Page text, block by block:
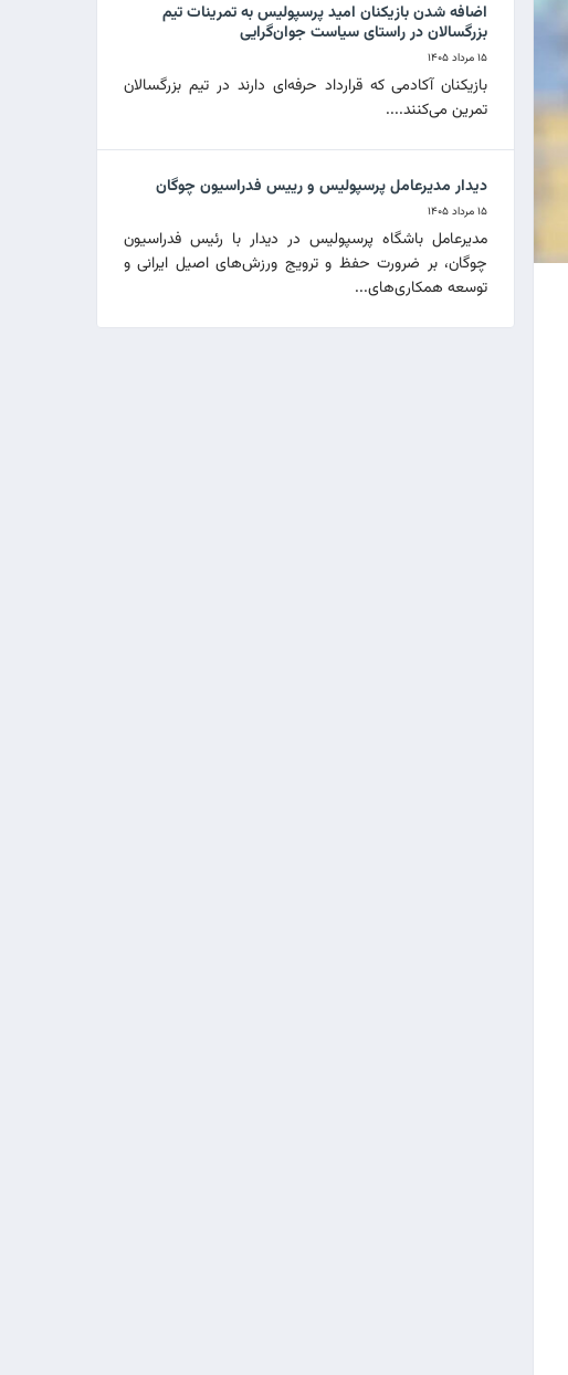
اضافه شدن بازیکنان امید پرسپولیس به تمرینات تیم
بزرگسالان در راستای سیاست جوان‌گرایی
۱۵ مرداد ۱۴۰۵
بازیکنان آکادمی که قرارداد حرفه‌ای دارند در تیم بزرگسالان
تمرین می‌کنند....
دیدار مدیرعامل پرسپولیس و رییس فدراسیون چوگان
۱۵ مرداد ۱۴۰۵
مدیرعامل باشگاه پرسپولیس در دیدار با رئیس فدراسیون
چوگان، بر ضرورت حفظ و ترویج ورزش‌های اصیل ایرانی و
توسعه همکاری‌های...